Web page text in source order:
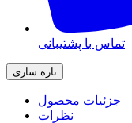
تماس با پشتیبانی
جزئیات محصول
نظرات